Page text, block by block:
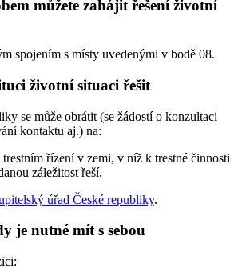
můžete zahájit řešení životní
spojením s místy uvedenými v bodě 08.
životní situaci řešit
se může obrátit (se žádostí o konzultaci
kontaktu aj.) na:
řízení v zemi, v níž k trestné činnosti
záležitost řeší,
úřad České republiky.
je nutné mít s sebou